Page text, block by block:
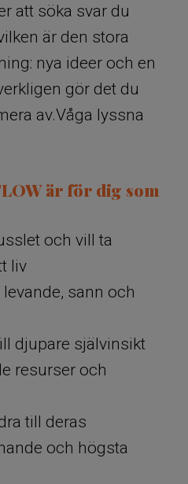
att söka svar du
är den stora
nya ideer och en
gör det du
av.Våga lyssna
är för dig som
och vill ta
liv
sann och
djupare självinsikt
resurser och
till deras
och högsta